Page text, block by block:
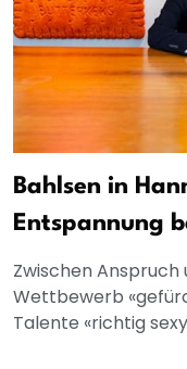
Bahlsen in
Entspannung
Zwischen Anspruch
Wettbewerb
Talente «richtig